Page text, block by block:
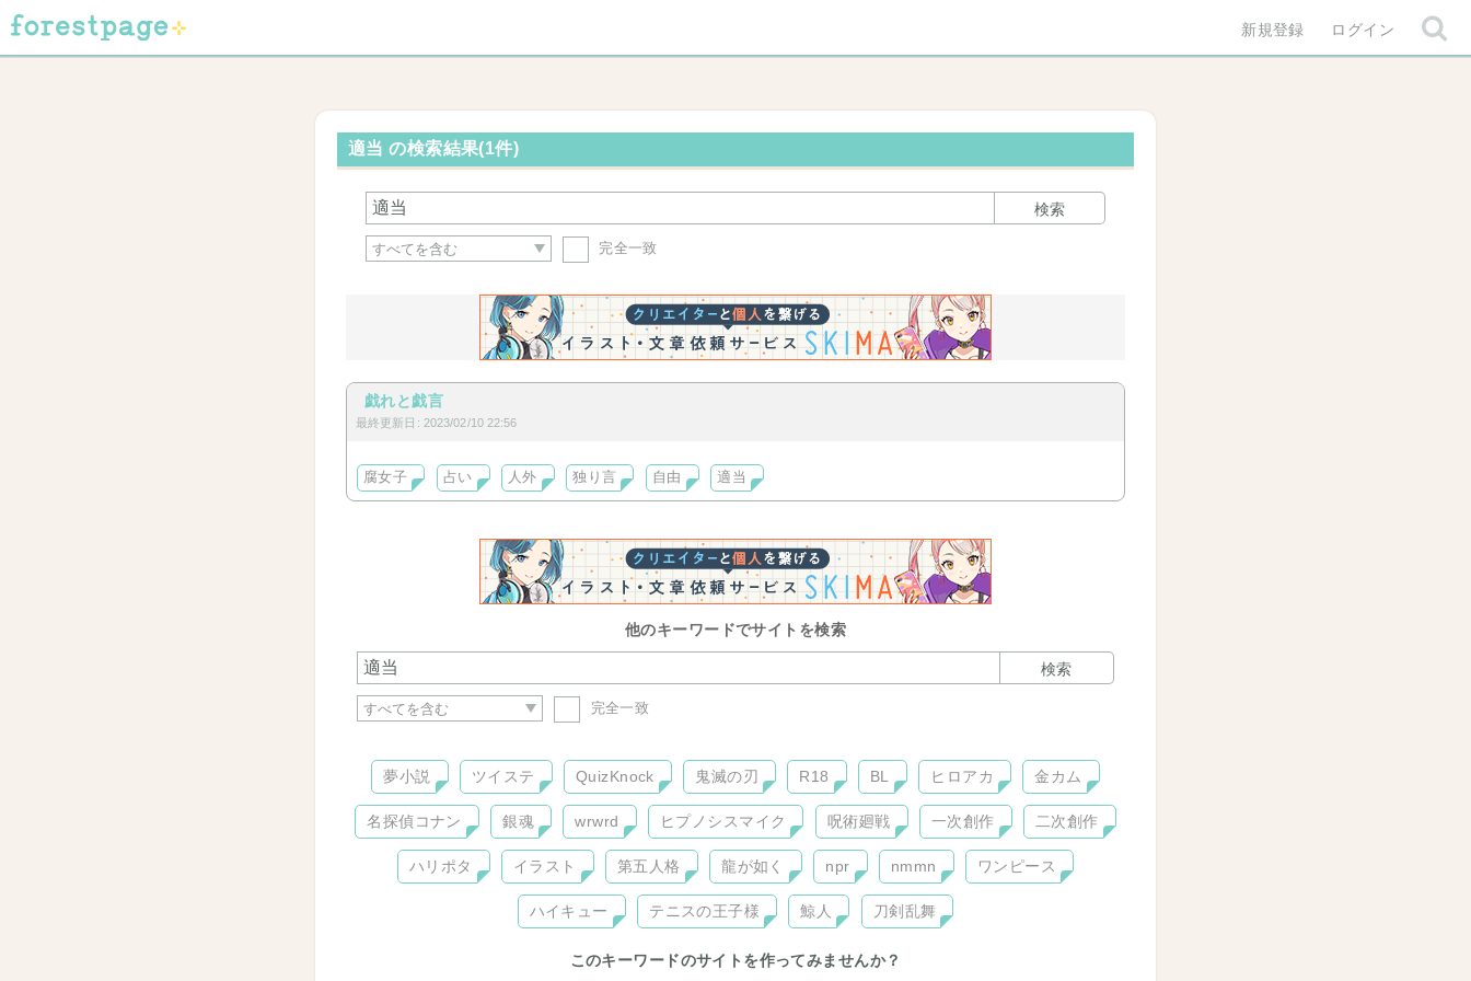
新規登録 ログイン
適当 の検索結果(1件)
検索
完全一致
戯れと戯言
最終更新日: 2023/02/10 22:56
腐女子 占い 人外 独り言 自由 適当
他のキーワードでサイトを検索
検索
完全一致
夢小説 ツイステ QuizKnock 鬼滅の刃 R18 BL ヒロアカ 金カム
名探偵コナン 銀魂 wrwrd ヒプノシスマイク 呪術廻戦 一次創作 二次創作
ハリポタ イラスト 第五人格 龍が如く npr nmmn ワンピース
ハイキュー テニスの王子様 鯨人 刀剣乱舞
このキーワードのサイトを作ってみませんか？